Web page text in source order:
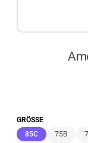
GRÖSSE
85C(ausgewählt)
75B